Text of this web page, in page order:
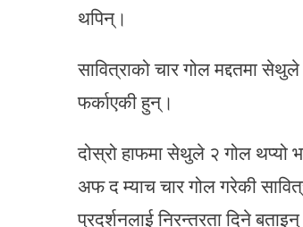
थपिन्।
सावित्राको चार गोल मद्दतमा
फर्काएकी हुन्।
दोस्रो हाफमा सेथुले २ गोल
अफ द म्याच चार गोल गरेकी
प्रदर्शनलाई निरन्तरता दिने